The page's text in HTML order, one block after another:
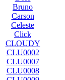
Bruno
Carson
Celeste
Click
CLOUDY
CLU0002
CLU0007
CLU0008